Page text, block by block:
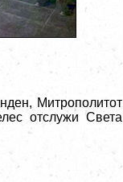
Митрополитот
отслужи Света